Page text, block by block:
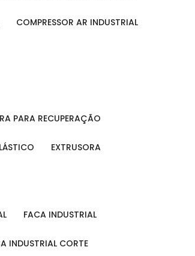
COMPRESSOR AR INDUSTRIAL
PARA RECUPERAÇÃO
EXTRUSORA
FACA INDUSTRIAL
INDUSTRIAL CORTE